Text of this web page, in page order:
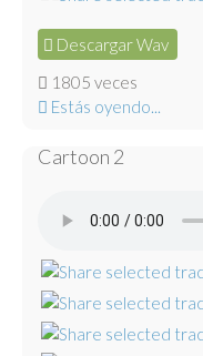
Descargar Wav
1805 veces
Estás oyendo...
Cartoon 2